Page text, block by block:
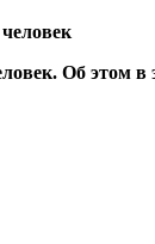
Об этом